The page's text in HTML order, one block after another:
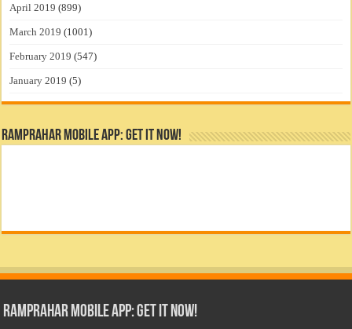
April 2019 (899)
March 2019 (1001)
February 2019 (547)
January 2019 (5)
RamPrahar Mobile App: Get it Now!
RamPrahar Mobile App: Get it Now!